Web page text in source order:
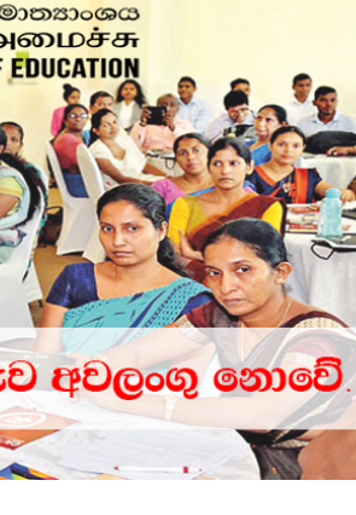
විවෘත විශ්වවිද්‍යාලයේ
පුස්තකාල හා තොරතුරු
අධ්‍යයනය පිළිබඳ
ශාස්ත්‍රවේදී උපාධිය
2026 සදහා අයදුම්පත්
කැදවීම
HelaPOS QR කේත
නිර්මාණ සේවාව
2025 (2026) අ.පො.ස.
උසස් පෙළ විභාග
ප්‍රතිඵල නිකුත් කෙරේ
යෙදුම
OpenAI
කරයි
ජාතික
සඳහා
කිරීම
ඇපල්
මෙතෙක්
මැක්බුක්
එළිදක්වයි